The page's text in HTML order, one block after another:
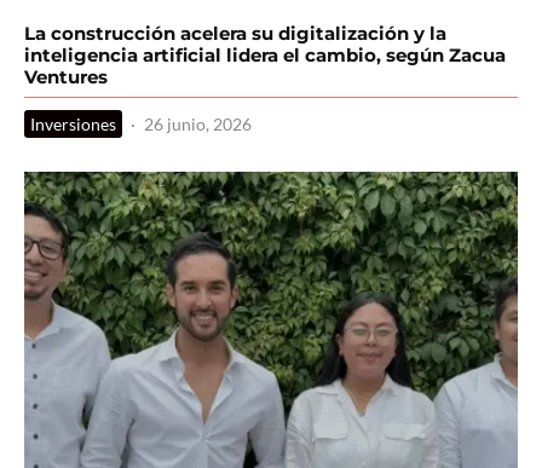
La construcción acelera su digitalización y la
inteligencia artificial lidera el cambio, según Zacua
Ventures
Inversiones · 26 junio, 2026